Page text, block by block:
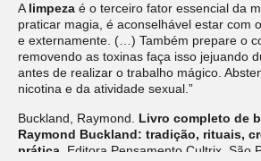
Alimpeza é o terceiro fator essencial da
praticar magia, é aconselhável estar com
e externamente. (…) Também prepare o
removendo as toxinas faça isso jejuando
antes de realizar o trabalho mágico.
nicotina e da atividade sexual.”
Buckland, Raymond. Livro completo de
Raymond Buckland: tradição, rituais,
prática.
Editora Pensamento Cultrix, São